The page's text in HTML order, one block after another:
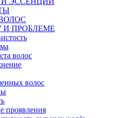
И ПРОБЛЕМЕ
волос
волос
проявления